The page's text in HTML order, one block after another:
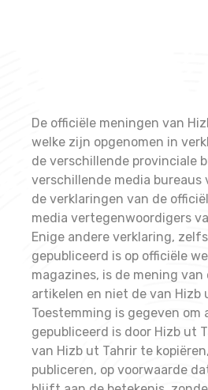
De officiële meningen van
welke zijn opgenomen in
de verschillende provinciale
verschillende media bureaus
de verklaringen van de
media vertegenwoordigers
Enige andere verklaring,
gepubliceerd is op officiële
magazines, is de mening
artikelen en niet de van Hizb
Toestemming is gegeven om
gepubliceerd is door Hizb ut
van Hizb ut Tahrir te
publiceren, op voorwaarde